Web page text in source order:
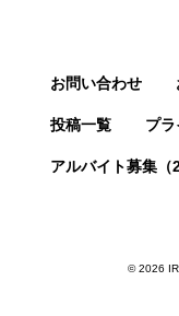
お問い合わせ
投稿一覧 プ
アルバイト募集（
© 2026